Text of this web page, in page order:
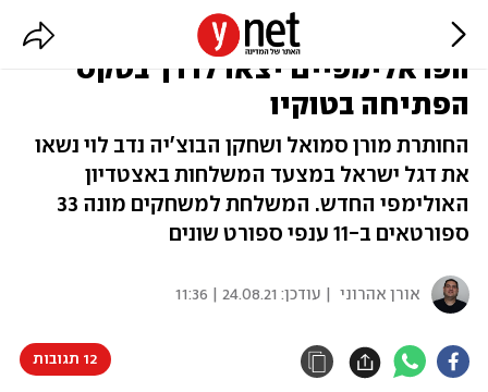
משלחת ישראל צעדה, המשחקים
הפראלימפיים יצאו לדרך בטקס
הפתיחה בטוקיו
החותרת מורן סמואל ושחקן הבוצ'יה נדב לוי נשאו
את דגל ישראל במצעד המשלחות באצטדיון
האולימפי החדש. המשלחת למשחקים מונה 33
ספורטאים ב-11 ענפי ספורט שונים
אורן אהרוני | עודכן: 24.08.21 | 11:36
12 תגובות